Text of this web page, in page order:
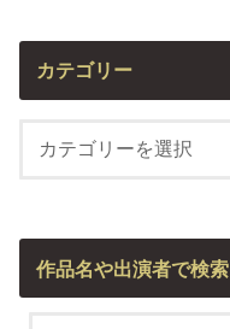
カテゴリー
作品名や出演者で検索